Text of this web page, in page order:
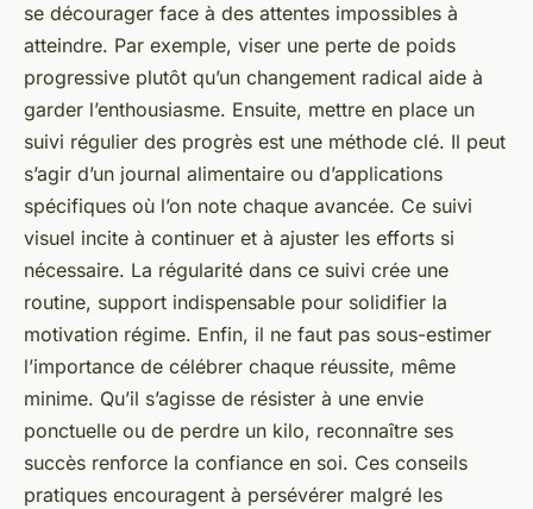
se décourager face à des attentes impossibles à
atteindre. Par exemple, viser une perte de poids
progressive plutôt qu’un changement radical aide à
garder l’enthousiasme. Ensuite, mettre en place un
suivi régulier des progrès est une méthode clé. Il peut
s’agir d’un journal alimentaire ou d’applications
spécifiques où l’on note chaque avancée. Ce suivi
visuel incite à continuer et à ajuster les efforts si
nécessaire. La régularité dans ce suivi crée une
routine, support indispensable pour solidifier la
motivation régime. Enfin, il ne faut pas sous-estimer
l’importance de célébrer chaque réussite, même
minime. Qu’il s’agisse de résister à une envie
ponctuelle ou de perdre un kilo, reconnaître ses
succès renforce la confiance en soi. Ces conseils
pratiques encouragent à persévérer malgré les